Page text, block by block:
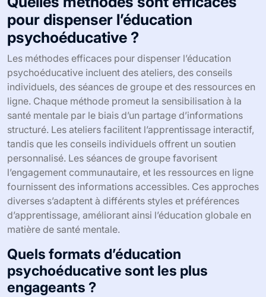
pour dispenser l’éducation
psychoéducative ?
Les méthodes efficaces pour dispenser l’éducation
psychoéducative incluent des ateliers, des conseils
individuels, des séances de groupe et des ressources en
ligne. Chaque méthode promeut la sensibilisation à la
santé mentale par le biais d’un partage d’informations
structuré. Les ateliers facilitent l’apprentissage interactif,
tandis que les conseils individuels offrent un soutien
personnalisé. Les séances de groupe favorisent
l’engagement communautaire, et les ressources en ligne
fournissent des informations accessibles. Ces approches
diverses s’adaptent à différents styles et préférences
d’apprentissage, améliorant ainsi l’éducation globale en
matière de santé mentale.
Quels formats d’éducation
psychoéducative sont les plus
engageants ?